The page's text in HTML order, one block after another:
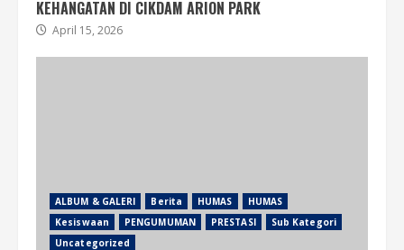
KEHANGATAN DI CIKDAM ARION PARK
April 15, 2026
ALBUM & GALERI Berita HUMAS
HUMAS
Kesiswaan
PENGUMUMAN PRESTASI
Sub Kategori
Uncategorized